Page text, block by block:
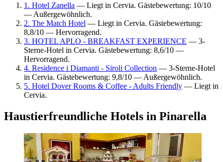
1. Hotel Zanella — Liegt in Cervia. Gästebewertung: 10/10
— Außergewöhnlich.
2. The Match Hotel — Liegt in Cervia. Gästebewertung:
8,8/10 — Hervorragend.
3. HOTEL APLO - BREAKFAST EXPERIENCE — 3-
Sterne-Hotel in Cervia. Gästebewertung: 8,6/10 —
Hervorragend.
4. Residence i Diamanti - Siroli Collection — 3-Sterne-Hotel
in Cervia. Gästebewertung: 9,8/10 — Außergewöhnlich.
5. Hotel Dover Rooms & Coffee - Adults Friendly — Liegt in
Cervia.
Haustierfreundliche Hotels in Pinarella